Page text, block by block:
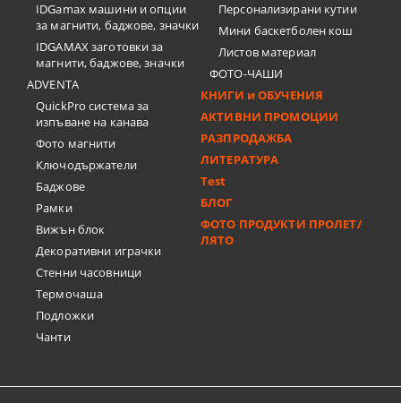
IDGamax машини и опции
за магнити, баджове, значки
IDGAMAX заготовки за
магнити, баджове, значки
ADVENTA
QuickPro система за
изпъване на канава
Фото магнити
Ключодържатели
Баджове
Рамки
Вижън блок
Декоративни играчки
Стенни часовници
Термочашa
Подложки
Чанти
Персонализирани кутии
Мини баскетболен кош
Листов материал
ФОТО-ЧАШИ
КНИГИ и ОБУЧЕНИЯ
АКТИВНИ ПРОМОЦИИ
РАЗПРОДАЖБА
ЛИТЕРАТУРА
Test
БЛОГ
ФОТО ПРОДУКТИ ПРОЛЕТ/
ЛЯТО